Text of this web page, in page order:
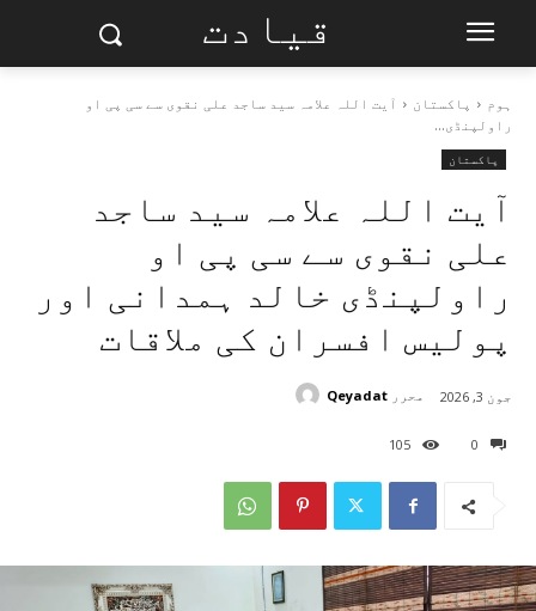
قیادت
ہوم پاکستان
آیت اللہ علامہ سید ساجد علی نقوی سے سی پی او
راولپنڈی...
پاکستان
آیت اللہ علامہ سید ساجد
علی نقوی سے سی پی او
راولپنڈی خالد ہمدانی اور
پولیس افسران کی ملاقات
0
105
جون 3, 2026 محرر Qeyadat